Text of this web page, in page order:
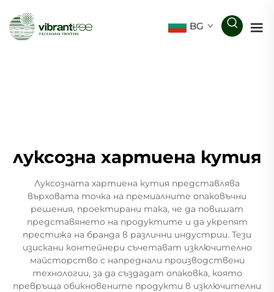
BG
луксозна хартиена кутия
Луксозната хартиена кутия представлява
върховата точка на премиалните опаковъчни
решения, проектирани така, че да повишат
представянето на продуктите и да укрепят
престижа на бранда в различни индустрии. Тези
изискани контейнери съчетават изключително
майсторство с напреднали производствени
технологии, за да създадат опаковка, която
превръща обикновените продукти в изключителни